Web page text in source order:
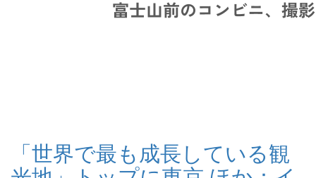
「世界で最も成長している観